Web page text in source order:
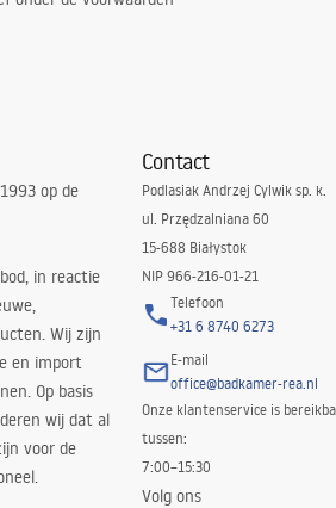
op de
in reactie
Wij zijn
en import
Op basis
wij dat al
voor de
Contact
Podlasiak Andrzej Cylwik sp. k.
ul. Przędzalniana 60
15-688 Białystok
NIP 966-216-01-21
Telefoon
+31 6 8740 6273
E-mail
office@badkamer-rea.nl
Onze klantenservice is
tussen:
7:00–15:30
Volg ons